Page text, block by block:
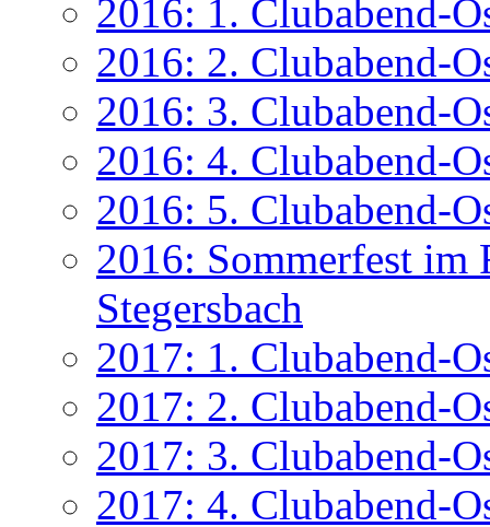
2016: 1. Clubabend-
2016: 2. Clubabend-
2016: 3. Clubabend-
2016: 4. Clubabend-
2016: 5. Clubabend-
2016: Sommerfest im
Stegersbach
2017: 1. Clubabend-
2017: 2. Clubabend-
2017: 3. Clubabend-
2017: 4. Clubabend-